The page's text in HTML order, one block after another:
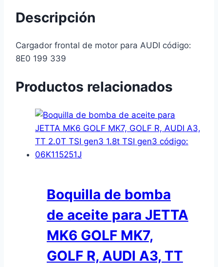
Descripción
Cargador frontal de motor para AUDI código:
8E0 199 339
Productos relacionados
Boquilla de bomba
de aceite para JETTA
MK6 GOLF MK7,
GOLF R, AUDI A3, TT